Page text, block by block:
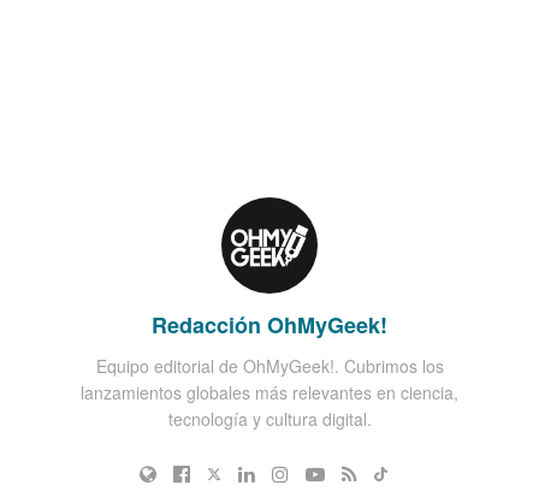
Redacción OhMyGeek!
Equipo editorial de OhMyGeek!. Cubrimos los
lanzamientos globales más relevantes en ciencia,
tecnología y cultura digital.